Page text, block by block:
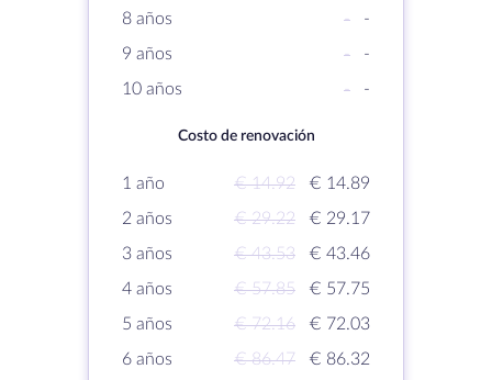
8 años
-
-
9 años
-
-
10 años
- -
Costo de renovación
1 año € 14.92
€ 14.89
2 años
€ 29.22
€ 29.17
3 años
€ 43.53
€ 43.46
4 años
€ 57.85
€ 57.75
5 años
€ 72.16
€ 72.03
6 años
€ 86.47
€ 86.32